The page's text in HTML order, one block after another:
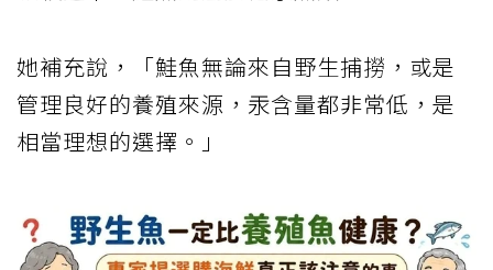
她補充說，「鮭魚無論來自野生捕撈，或是
管理良好的養殖來源，汞含量都非常低，是
相當理想的選擇。」